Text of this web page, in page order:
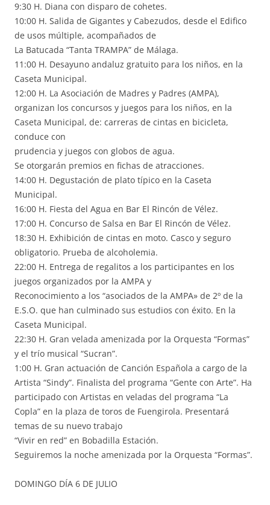
9:30 H. Diana con disparo de cohetes.
10:00 H. Salida de Gigantes y Cabezudos, desde el Edifico
de usos múltiple, acompañados de
La Batucada “Tanta TRAMPA” de Málaga.
11:00 H. Desayuno andaluz gratuito para los niños, en la
Caseta Municipal.
12:00 H. La Asociación de Madres y Padres (AMPA),
organizan los concursos y juegos para los niños, en la
Caseta Municipal, de: carreras de cintas en bicicleta,
conduce con
prudencia y juegos con globos de agua.
Se otorgarán premios en fichas de atracciones.
14:00 H. Degustación de plato típico en la Caseta
Municipal.
16:00 H. Fiesta del Agua en Bar El Rincón de Vélez.
17:00 H. Concurso de Salsa en Bar El Rincón de Vélez.
18:30 H. Exhibición de cintas en moto. Casco y seguro
obligatorio. Prueba de alcoholemia.
22:00 H. Entrega de regalitos a los participantes en los
juegos organizados por la AMPA y
Reconocimiento a los “asociados de la AMPA» de 2º de la
E.S.O. que han culminado sus estudios con éxito. En la
Caseta Municipal.
22:30 H. Gran velada amenizada por la Orquesta “Formas”
y el trío musical “Sucran”.
1:00 H. Gran actuación de Canción Española a cargo de la
Artista “Sindy”. Finalista del programa “Gente con Arte”. Ha
participado con Artistas en veladas del programa “La
Copla” en la plaza de toros de Fuengirola. Presentará
temas de su nuevo trabajo
“Vivir en red” en Bobadilla Estación.
Seguiremos la noche amenizada por la Orquesta “Formas”.
DOMINGO DÍA 6 DE JULIO